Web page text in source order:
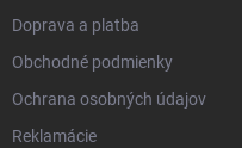
Doprava a platba
Obchodné podmienky
Ochrana osobných údajov
Reklamácie